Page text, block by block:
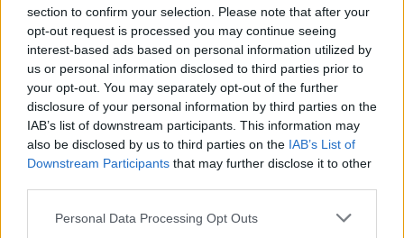
section to confirm your selection. Please note that after your
opt-out request is processed you may continue seeing
interest-based ads based on personal information utilized by
us or personal information disclosed to third parties prior to
your opt-out. You may separately opt-out of the further
disclosure of your personal information by third parties on the
IAB’s list of downstream participants. This information may
also be disclosed by us to third parties on the IAB’s List of
Downstream Participants that may further disclose it to other
Please note that this website/app uses one or more Google
Personal Data Processing Opt Outs
lemezünket adjuk ki. Annyira egymásra vagyunk
már hangolódva, hogy egy egész estés zenés
előadásban nem is lehetne más a zenekar vezetője,
mint ő.
Hajdú Stevegyerekkori jó barátom. Együtt jártunk
a debreceni Ady Gimnáziumba. Furcsa, hogy azóta
csak egyetlen alkalommal hozott minket össze a sors
a színpadon, szintén Debrecenben, a kétezres évek
elején egy Csehov előadásban. Viszont diákként még
közös zenekarunk is volt: aHajduó. Mindketten
gitáron játszottunk. Steve már akkor is nagyon jó